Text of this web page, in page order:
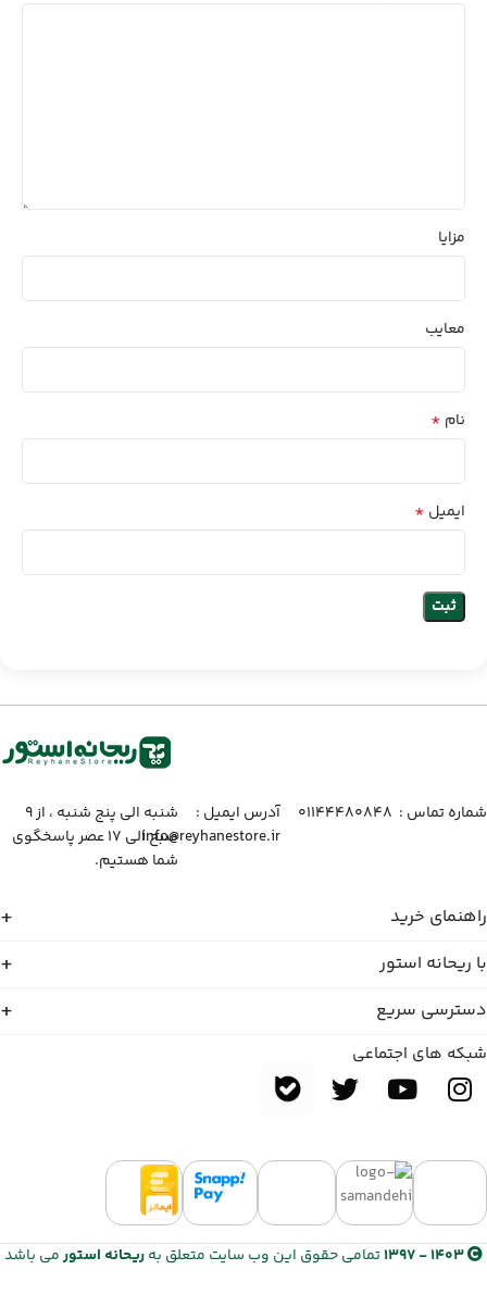
مزایا
معایب
نام *
ایمیل *
شماره تماس :‌ ۰۱۱۴۴۴۸۰۸۴۸
آدرس ایمیل :‌
info@reyhanestore.ir
شنبه الی پنج شنبه ، از ۹
صبح الی ۱۷ عصر پاسخگوی
شما هستیم.
راهنمای خرید
با ریحانه استور
دسترسی سریع
شبکه های اجتماعی
1403 - 1397 تمامی حقوق این وب سایت متعلق بهریحانه استورمی باشد